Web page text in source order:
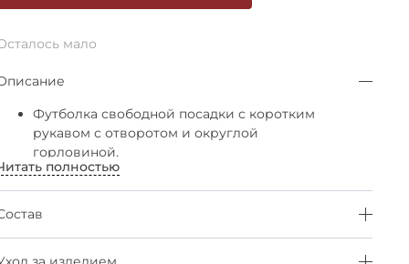
мало
Футболка свободной посадки с коротким
рукавом с отворотом и округлой
горловиной.
Качественный плотный хлопок, обработка
горловины спинки и плечевых швов
силиконовой лентой обеспечивают
полностью